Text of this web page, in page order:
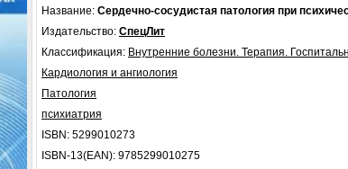
Название: Сердечно-сосудистая патология при
Издательство: СпецЛит
Классификация: Внутренние болезни. Терапия.
Кардиология и ангиология
Патология
психиатрия
ISBN: 5299010273
ISBN-13(EAN): 9785299010275